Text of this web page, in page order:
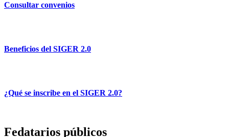
Consultar convenios
Beneficios del SIGER 2.0
¿Qué se inscribe en el SIGER 2.0?
Fedatarios públicos